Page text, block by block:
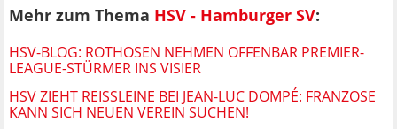
Mehr zum Thema HSV - Hamburger SV:
HSV-BLOG: ROTHOSEN NEHMEN OFFENBAR PREMIER-
LEAGUE-STÜRMER INS VISIER
HSV ZIEHT REISSLEINE BEI JEAN-LUC DOMPÉ: FRANZOSE K
ANN SICH NEUEN VEREIN SUCHEN!